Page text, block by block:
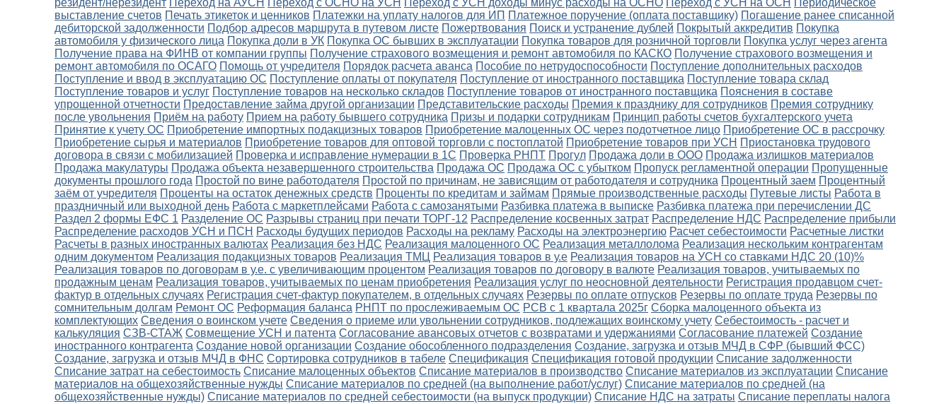
резидент/нерезидент Переход на АУСН Переход с ОСНО на УСН Переход с УСН доходы минус расходы на ОСНО Переход с УСН на ОСН Периодическое
выставление счетов Печать этикеток и ценников Платежки на уплату налогов для ИП Платежное поручение (оплата поставщику) Погашение ранее списанной
дебиторской задолженности Подбор адресов маршрута в путевом листе Пожертвования Поиск и устранение дублей Покрытый аккредитив Покупка
автомобиля у физического лица Покупка доли в УК Покупка ОС бывших в эксплуатации Покупка товаров для розничной торговли Покупка услуг через агента
Получение права на ФИНВ от компании группы Получение страхового возмещения и ремонт автомобиля по КАСКО Получение страхового возмещения и
ремонт автомобиля по ОСАГО Помощь от учредителя Порядок расчета аванса Пособие по нетрудоспособности Поступление дополнительных расходов
Поступление и ввод в эксплуатацию ОС Поступление оплаты от покупателя Поступление от иностранного поставщика Поступление товара склад
Поступление товаров и услуг Поступление товаров на несколько складов Поступление товаров от иностранного поставщика Пояснения в составе
упрощенной отчетности Предоставление займа другой организации Представительские расходы Премия к празднику для сотрудников Премия сотруднику
после увольнения Приём на работу Прием на работу бывшего сотрудника Призы и подарки сотрудникам Принцип работы счетов бухгалтерского учета
Принятие к учету ОС Приобретение импортных подакцизных товаров Приобретение малоценных ОС через подотчетное лицо Приобретение ОС в рассрочку
Приобретение сырья и материалов Приобретение товаров для оптовой торговли с постоплатой Приобретение товаров при УСН Приостановка трудового
договора в связи с мобилизацией Проверка и исправление нумерации в 1С Проверка РНПТ Прогул Продажа доли в ООО Продажа излишков материалов
Продажа макулатуры Продажа объекта незавершенного строительства Продажа ОС Продажа ОС с убытком Пропуск регламентной операции Пропущенные
документы прошлого года Простой по вине работодателя Простой по причинам, не зависящим от работодателя и сотрудника Процентный заем Процентный
заём от учредителя Проценты на остаток денежных средств Проценты по кредитам и займам Прямые производственные расходы Путевые листы Работа в
праздничный или выходной день Работа с маркетплейсами Работа с самозанятыми Разбивка платежа в выписке Разбивка платежа при перечислении ДС
Раздел 2 формы ЕФС 1 Разделение ОС Разрывы страниц при печати ТОРГ-12 Распределение косвенных затрат Распределение НДС Распределение прибыли
Распределение расходов УСН и ПСН Расходы будущих периодов Расходы на рекламу Расходы на электроэнергию Расчет себестоимости Расчетные листки
Расчеты в разных иностранных валютах Реализация без НДС Реализация малоценного ОС Реализация металлолома Реализация нескольким контрагентам
одним документом Реализация подакцизных товаров Реализация ТМЦ Реализация товаров в у.е Реализация товаров на УСН со ставками НДС 20 (10)%
Реализация товаров по договорам в у.е. с увеличивающим процентом Реализация товаров по договору в валюте Реализация товаров, учитываемых по
продажным ценам Реализация товаров, учитываемых по ценам приобретения Реализация услуг по неосновной деятельности Регистрация продавцом счет-
фактур в отдельных случаях Регистрация счет-фактур покупателем, в отдельных случаях Резервы по оплате отпусков Резервы по оплате труда Резервы по
сомнительным долгам Ремонт ОС Реформация баланса РНПТ по прослеживаемым ОС РСВ с 1 квартала 2025г Сборка малоценного объекта из
комплектующих Сведения о воинском учете Сведения о приеме или увольнении сотрудников, подлежащих воинскому учету Себестоимость - расчет и
калькуляция СЗВ-СТАЖ Совмещение УСН и патента Согласование авансовых отчетов с возвратами и удержаниями Согласование платежей Создание
иностранного контрагента Создание новой организации Создание обособленного подразделения Создание, загрузка и отзыв МЧД в СФР (бывший ФСС)
Создание, загрузка и отзыв МЧД в ФНС Сортировка сотрудников в табеле Спецификация Спецификация готовой продукции Списание задолженности
Списание затрат на себестоимость Списание малоценных объектов Списание материалов в производство Списание материалов из эксплуатации Списание
материалов на общехозяйственные нужды Списание материалов по средней (на выполнение работ/услуг) Списание материалов по средней (на
общехозяйственные нужды) Списание материалов по средней себестоимости (на выпуск продукции) Списание НДС на затраты Списание переплаты налога